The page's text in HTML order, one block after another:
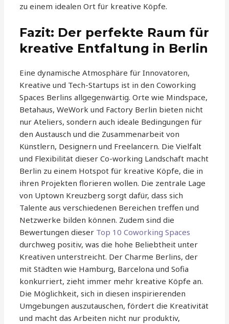
zu einem idealen Ort für kreative Köpfe.
Fazit: Der perfekte Raum für
kreative Entfaltung in Berlin
Eine dynamische Atmosphäre für Innovatoren,
Kreative und Tech-Startups ist in den Coworking
Spaces Berlins allgegenwärtig. Orte wie Mindspace,
Betahaus, WeWork und Factory Berlin bieten nicht
nur Ateliers, sondern auch ideale Bedingungen für
den Austausch und die Zusammenarbeit von
Künstlern, Designern und Freelancern. Die Vielfalt
und Flexibilität dieser Co-working Landschaft macht
Berlin zu einem Hotspot für kreative Köpfe, die in
ihren Projekten florieren wollen. Die zentrale Lage
von Uptown Kreuzberg sorgt dafür, dass sich
Talente aus verschiedenen Bereichen treffen und
Netzwerke bilden können. Zudem sind die
Bewertungen dieser Top 10 Coworking Spaces
durchweg positiv, was die hohe Beliebtheit unter
Kreativen unterstreicht. Der Charme Berlins, der
mit Städten wie Hamburg, Barcelona und Sofia
konkurriert, zieht immer mehr kreative Köpfe an.
Die Möglichkeit, sich in diesen inspirierenden
Umgebungen auszutauschen, fördert die Kreativität
und macht das Arbeiten nicht nur produktiv,